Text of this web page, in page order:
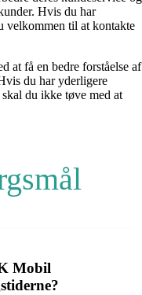
Hvis du har
velkommen til at kontakte
at få en bedre forståelse af
du har yderligere
du ikke tøve med at
Mobil